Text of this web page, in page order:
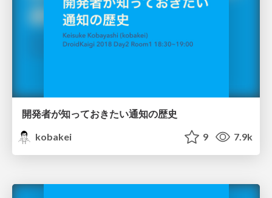
開発者が知っておきたい通知の歴史
kobakei
9 7.9k